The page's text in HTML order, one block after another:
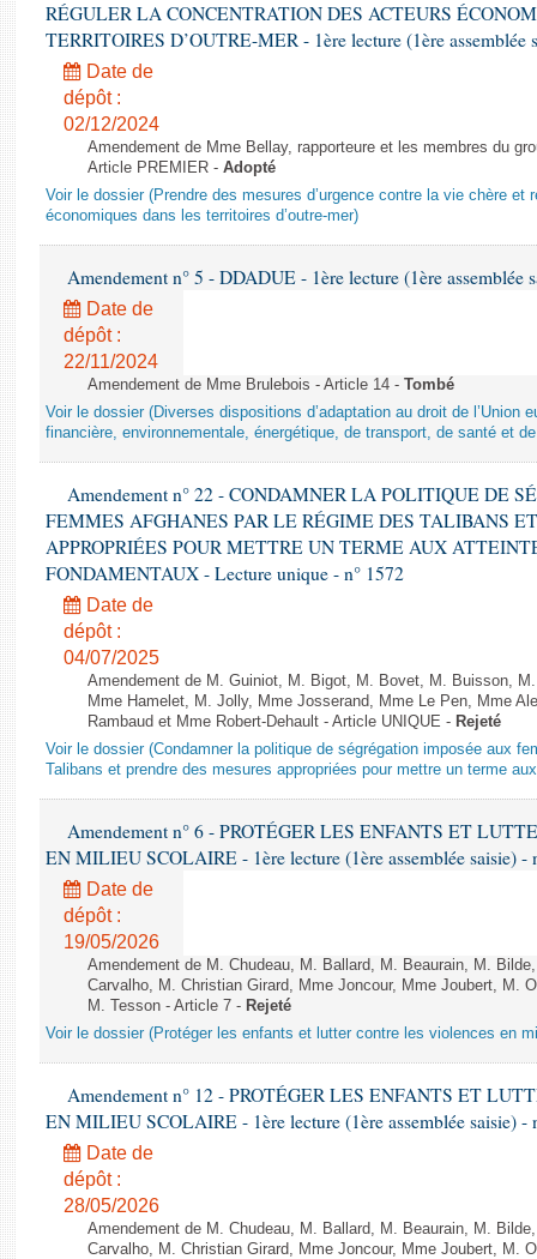
RÉGULER LA CONCENTRATION DES ACTEURS
TERRITOIRES D’OUTRE-MER - 1ère lecture (1ère assemblée
Date de
dépôt :
02/12/2024
Amendement de Mme Bellay, rapporteure et les membres du
Article PREMIER - Adopté
Voir le dossier (Prendre des mesures d’urgence contre la vie chère et
économiques dans les territoires d’outre-mer)
Amendement n° 5 - DDADUE - 1ère lecture (1ère assemblée
Date de
dépôt :
22/11/2024
Amendement de Mme Brulebois - Article 14 - Tombé
Voir le dossier (Diverses dispositions d’adaptation au droit de l’Union
financière, environnementale, énergétique, de transport, de santé et
Amendement n° 22 - CONDAMNER LA POLITIQUE DE
FEMMES AFGHANES PAR LE RÉGIME DES TALIBANS
APPROPRIÉES POUR METTRE UN TERME AUX
FONDAMENTAUX - Lecture unique - n° 1572
Date de
dépôt :
04/07/2025
Amendement de M. Guiniot, M. Bigot, M. Bovet, M. Buisson,
Mme Hamelet, M. Jolly, Mme Josserand, Mme Le Pen, Mme
Rambaud et Mme Robert-Dehault - Article UNIQUE - Rejeté
Voir le dossier (Condamner la politique de ségrégation imposée aux
Talibans et prendre des mesures appropriées pour mettre un terme
Amendement n° 6 - PROTÉGER LES ENFANTS ET
EN MILIEU SCOLAIRE - 1ère lecture (1ère assemblée saisie) -
Date de
dépôt :
19/05/2026
Amendement de M. Chudeau, M. Ballard, M. Beaurain, M.
Carvalho, M. Christian Girard, Mme Joncour, Mme Joubert, M.
M. Tesson - Article 7 - Rejeté
Voir le dossier (Protéger les enfants et lutter contre les violences en
Amendement n° 12 - PROTÉGER LES ENFANTS ET
EN MILIEU SCOLAIRE - 1ère lecture (1ère assemblée saisie) -
Date de
dépôt :
28/05/2026
Amendement de M. Chudeau, M. Ballard, M. Beaurain, M.
Carvalho, M. Christian Girard, Mme Joncour, Mme Joubert, M.